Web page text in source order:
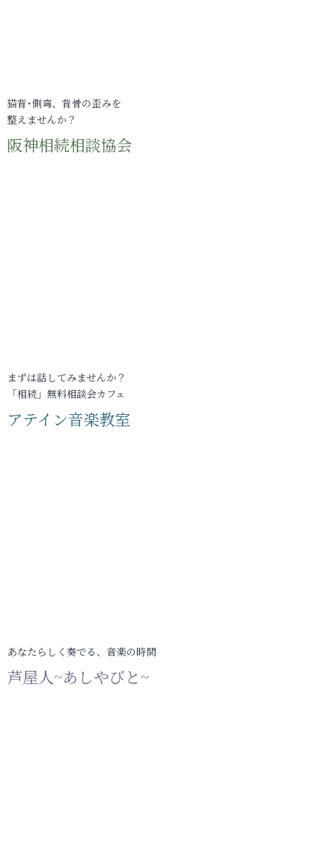
猫背･側弯、背骨の歪みを
整えませんか？
阪神相続相談協会
まずは話してみませんか？
「相続」無料相談会カフェ
アテイン音楽教室
あなたらしく奏でる、音楽の時間
芦屋人~あしやびと~